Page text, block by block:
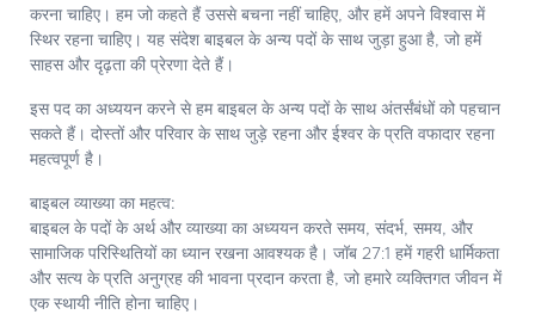
करना चाहिए। हम जो कहते हैं उससे बचना नहीं चाहिए, और हमें अपने विश्वास में
स्थिर रहना चाहिए। यह संदेश बाइबल के अन्य पदों के साथ जुड़ा हुआ है, जो हमें
साहस और दृढ़ता की प्रेरणा देते हैं।
इस पद का अध्ययन करने से हम बाइबल के अन्य पदों के साथ अंतर्संबंधों को पहचान
सकते हैं। दोस्तों और परिवार के साथ जुड़े रहना और ईश्वर के प्रति वफादार रहना
महत्वपूर्ण है।
बाइबल व्याख्या का महत्व:
बाइबल के पदों के अर्थ और व्याख्या का अध्ययन करते समय, संदर्भ, समय, और
सामाजिक परिस्थितियों का ध्यान रखना आवश्यक है। जॉब 27:1 हमें गहरी धार्मिकता
और सत्य के प्रति अनुग्रह की भावना प्रदान करता है, जो हमारे व्यक्तिगत जीवन में
एक स्थायी नीति होना चाहिए।